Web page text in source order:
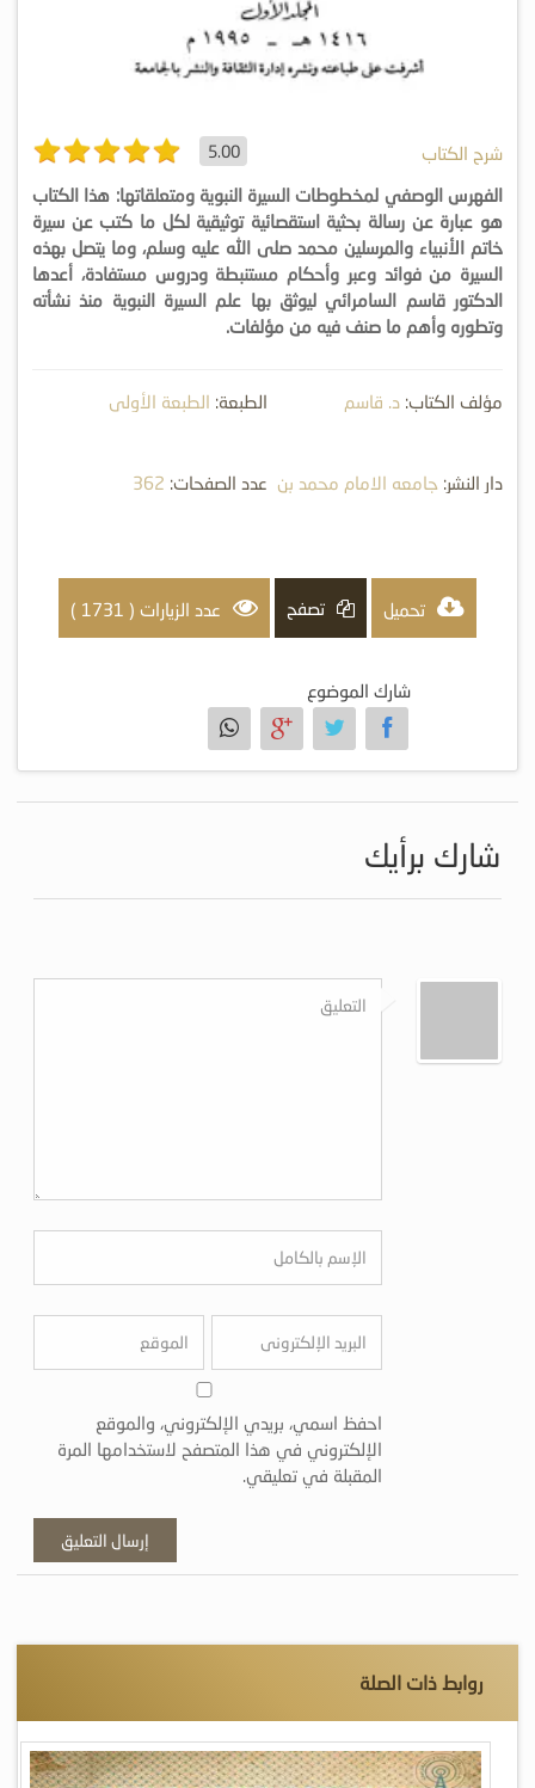
شرح الكتاب 5.00
الفهرس الوصفي لمخطوطات السيرة النبوية ومتعلقاتها: هذا الكتاب
هو عبارة عن رسالة بحثية استقصائية توثيقية لكل ما كتب عن سيرة
خاتم الأنبياء والمرسلين محمد صلى الله عليه وسلم، وما يتصل بهذه
السيرة من فوائد وعبر وأحكام مستنبطة ودروس مستفادة، أعدها
الدكتور قاسم السامرائي ليوثق بها علم السيرة النبوية منذ نشأته
وتطوره وأهم ما صنف فيه من مؤلفات.
مؤلف الكتاب: د. قاسم
الطبعة: الطبعة الأولى
دار النشر: جامعه الامام محمد بن عدد الصفحات: 362
تحميل تصفح عدد الزيارات ( 1731 )
شارك الموضوع
شارك برأيك
احفظ اسمي، بريدي الإلكتروني، والموقع
الإلكتروني في هذا المتصفح لاستخدامها المرة
المقبلة في تعليقي.
روابط ذات الصلة